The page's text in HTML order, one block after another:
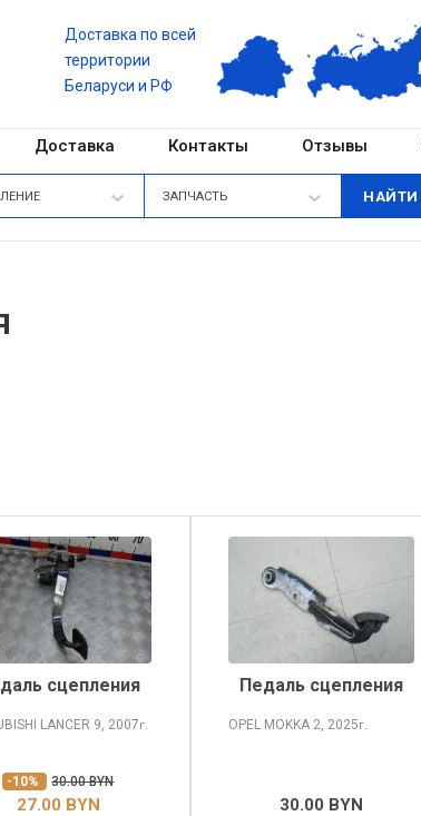
Доставка по всей
территории
Беларуси и РФ
Доставка Контакты Отзывы
ЗАПЧАСТЬ
сцепления
LANCER 9, 2007г.
-10% 30.00 BYN
27.00 BYN
Педаль сцепления
OPEL MOKKA 2, 2025г.
30.00 BYN